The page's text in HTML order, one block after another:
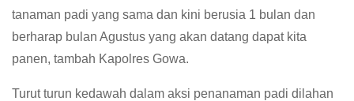
tanaman padi yang sama dan kini berusia 1 bulan dan
berharap bulan Agustus yang akan datang dapat kita
panen, tambah Kapolres Gowa.
Turut turun kedawah dalam aksi penanaman padi dilahan